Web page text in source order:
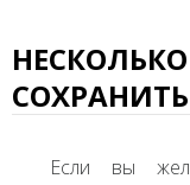
Если вы